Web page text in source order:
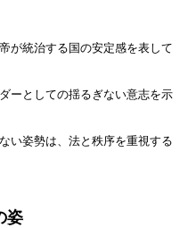
が統治する国の安定感を表して
ーとしての揺るぎない意志を示
い姿勢は、法と秩序を重視する
姿